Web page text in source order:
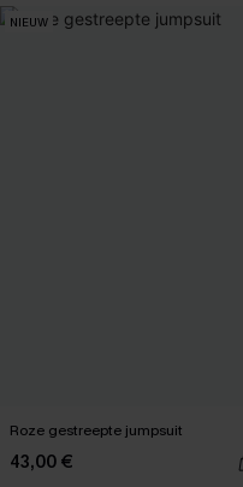
NIEUW
Roze gestreepte jumpsuit
43,00 €